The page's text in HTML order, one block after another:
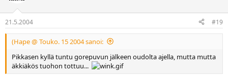
21.5.2004 #19
(Hape @ Touko. 15 2004 sanoi:
Pikkasen kyllä tuntu gorepuvun jälkeen oudolta ajella, mutta mutta
äkkiäkös tuohon tottuu...